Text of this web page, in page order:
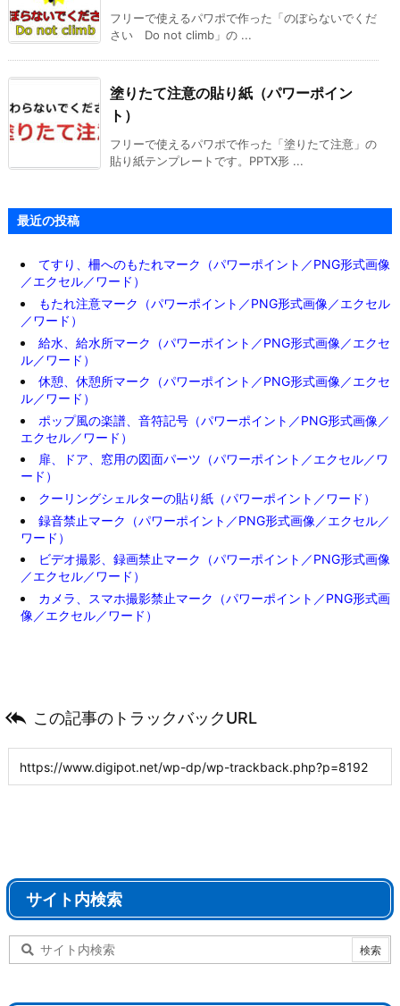
フリーで使えるパワポで作った「のぼらないでくだ
さい Do not climb」の ...
塗りたて注意の貼り紙（パワーポイン
ト）
フリーで使えるパワポで作った「塗りたて注意」の
貼り紙テンプレートです。PPTX形 ...
最近の投稿
てすり、柵へのもたれマーク（パワーポイント／PNG形式画像
／エクセル／ワード）
もたれ注意マーク（パワーポイント／PNG形式画像／エクセル
／ワード）
給水、給水所マーク（パワーポイント／PNG形式画像／エクセ
ル／ワード）
休憩、休憩所マーク（パワーポイント／PNG形式画像／エクセ
ル／ワード）
ポップ風の楽譜、音符記号（パワーポイント／PNG形式画像／
エクセル／ワード）
扉、ドア、窓用の図面パーツ（パワーポイント／エクセル／ワ
ード）
クーリングシェルターの貼り紙（パワーポイント／ワード）
録音禁止マーク（パワーポイント／PNG形式画像／エクセル／
ワード）
ビデオ撮影、録画禁止マーク（パワーポイント／PNG形式画像
／エクセル／ワード）
カメラ、スマホ撮影禁止マーク（パワーポイント／PNG形式画
像／エクセル／ワード）
 この記事のトラックバックURL
サイト内検索